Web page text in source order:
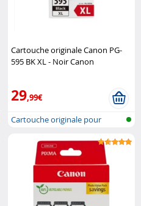
Cartouche originale Canon PG-
595 BK XL - Noir Canon
29,99€
Cartouche originale pour